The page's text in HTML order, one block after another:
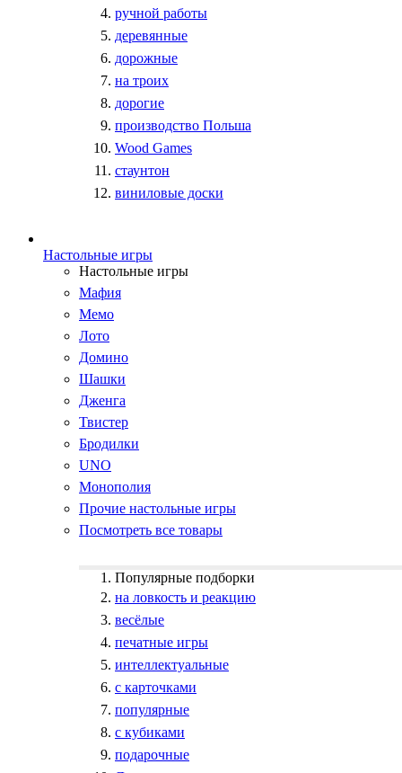
ручной работы
деревянные
дорожные
на троих
дорогие
производство Польша
Wood Games
стаунтон
виниловые доски
Настольные игры
Настольные игры
Мафия
Мемо
Лото
Домино
Шашки
Дженга
Твистер
Бродилки
UNO
Монополия
Прочие настольные игры
Посмотреть все товары
Популярные подборки
на ловкость и реакцию
весёлые
печатные игры
интеллектуальные
с карточками
популярные
с кубиками
подарочные